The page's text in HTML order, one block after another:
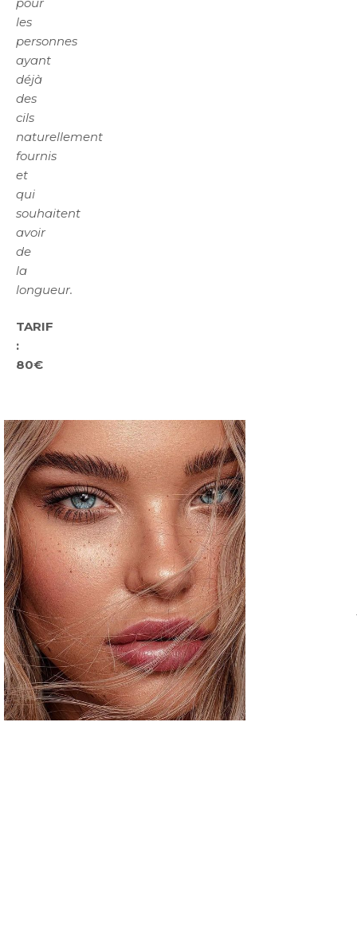
les
personnes
ayant
déjà
des
cils
naturellement
fournis
et
qui
souhaitent
avoir
de
la
longueur.
TARIF
:
80€